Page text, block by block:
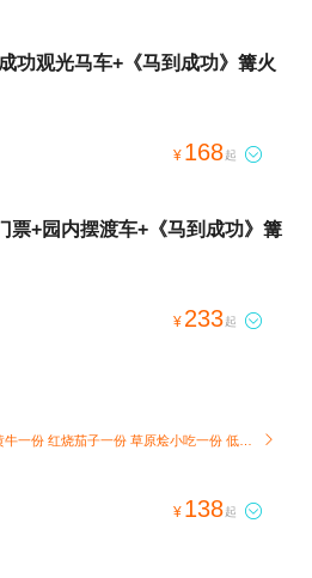
功观光马车+《马到成功》篝火
¥ 168起 
票+园内摆渡车+《马到成功》篝
¥ 233起 

¥ 138起 